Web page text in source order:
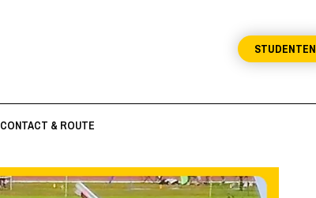
STUDENTEN
CONTACT & ROUTE